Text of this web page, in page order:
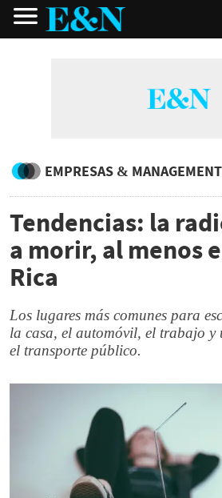
EMPRESAS & MANAGEMENT
Tendencias: la
a morir, al menos
Rica
Los lugares más comunes para
la casa, el automóvil, el trabajo y
el transporte público.